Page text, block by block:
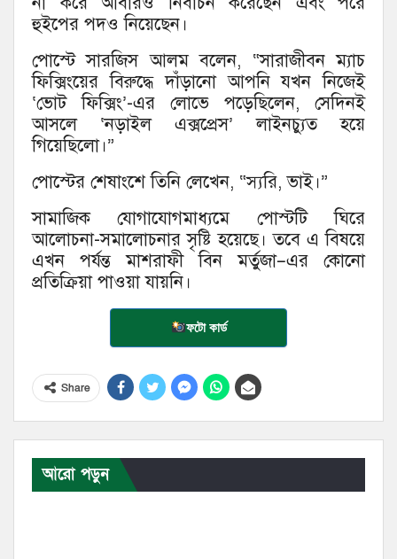
হুইপের পদও নিয়েছেন।
পোস্টে সারজিস আলম বলেন, “সারাজীবন ম্যাচ
ফিক্সিংয়ের বিরুদ্ধে দাঁড়ানো আপনি যখন নিজেই
‘ভোট ফিক্সিং’-এর লোভে পড়েছিলেন, সেদিনই
আসলে ‘নড়াইল এক্সপ্রেস’ লাইনচ্যুত হয়ে
গিয়েছিলো।”
পোস্টের শেষাংশে তিনি লেখেন, “স্যরি, ভাই।”
সামাজিক যোগাযোগমাধ্যমে পোস্টটি ঘিরে
আলোচনা-সমালোচনার সৃষ্টি হয়েছে। তবে এ বিষয়ে
এখন পর্যন্ত মাশরাফী বিন মর্তুজা–এর কোনো
প্রতিক্রিয়া পাওয়া যায়নি।
ফটো কার্ড
Share
আরো পড়ুন